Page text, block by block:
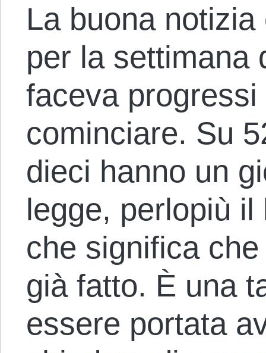
La buona
per la settimana
faceva
cominciare. Su
dieci hanno un
legge, perlopiù
che significa
già fatto. È una
essere portata